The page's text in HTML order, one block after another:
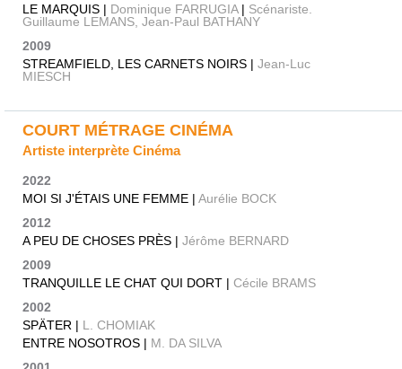
LE MARQUIS | Dominique FARRUGIA| Scénariste.
Guillaume LEMANS, Jean-Paul BATHANY
2009
STREAMFIELD, LES CARNETS NOIRS | Jean-Luc
MIESCH
COURT MÉTRAGE CINÉMA
Artiste interprète Cinéma
2022
MOI SI J'ÉTAIS UNE FEMME | Aurélie BOCK
2012
A PEU DE CHOSES PRÈS | Jérôme BERNARD
2009
TRANQUILLE LE CHAT QUI DORT | Cécile BRAMS
2002
SPÄTER | L. CHOMIAK
ENTRE NOSOTROS | M. DA SILVA